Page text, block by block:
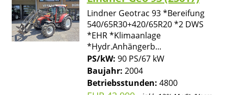
Lindner Geotrac 93 *Bereifung
540/65R30+420/65R20 *2 DWS
*EHR *Klimaanlage
*Hydr.Anhängerb...
PS/kW: 90 PS/67 kW
Baujahr: 2004
Betriebsstunden: 4800